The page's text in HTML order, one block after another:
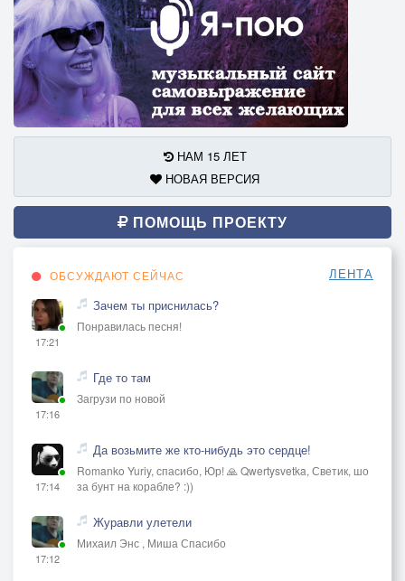
НАМ 15 ЛЕТ
НОВАЯ ВЕРСИЯ
ПОМОЩЬ ПРОЕКТУ
ОБСУЖДАЮТ СЕЙЧАС ЛЕНТА
17:21
Зачем ты приснилась?
Понравилась песня!
17:16
Где то там
Загрузи по новой
17:14
Да возьмите же кто-нибудь это сердце!
Romanko Yuriy, спасибо, Юр! 🙏 Qwertysvetka, Светик, шо
за бунт на корабле? :))
17:12
Журавли улетели
Михаил Энс , Миша Спасибо